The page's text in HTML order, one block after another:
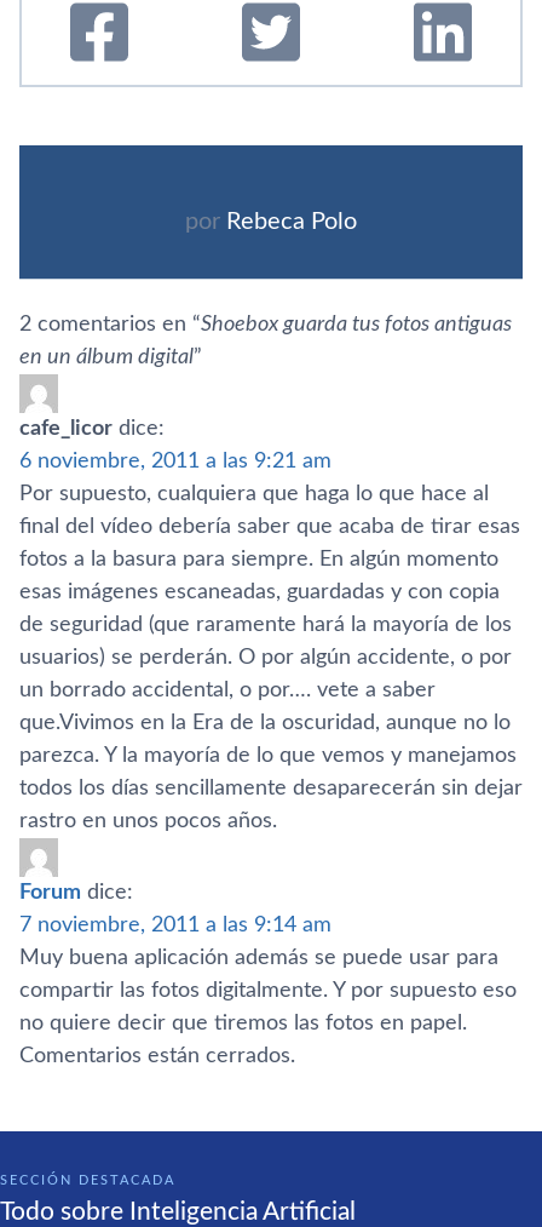
por Rebeca Polo
2 comentarios en “Shoebox guarda tus fotos antiguas
en un álbum digital”
cafe_licor dice:
6 noviembre, 2011 a las 9:21 am
Por supuesto, cualquiera que haga lo que hace al
final del ví­deo deberí­a saber que acaba de tirar esas
fotos a la basura para siempre. En algún momento
esas imágenes escaneadas, guardadas y con copia
de seguridad (que raramente hará la mayorí­a de los
usuarios) se perderán. O por algún accidente, o por
un borrado accidental, o por…. vete a saber
que.Vivimos en la Era de la oscuridad, aunque no lo
parezca. Y la mayorí­a de lo que vemos y manejamos
todos los dí­as sencillamente desaparecerán sin dejar
rastro en unos pocos años.
Forum dice:
7 noviembre, 2011 a las 9:14 am
Muy buena aplicación además se puede usar para
compartir las fotos digitalmente. Y por supuesto eso
no quiere decir que tiremos las fotos en papel.
Comentarios están cerrados.
SECCIÓN DESTACADA
Todo sobre Inteligencia Artificial